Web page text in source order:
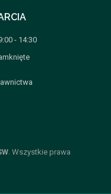
- 14:30
. Wszystkie prawa